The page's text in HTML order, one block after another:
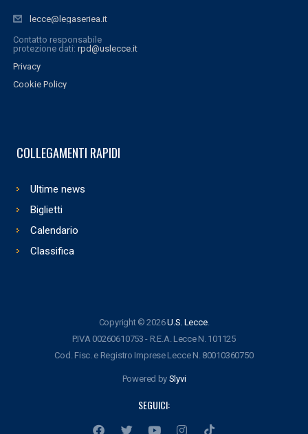
lecce@legaseriea.it
Contatto responsabile
protezione dati: rpd@uslecce.it
Privacy
Cookie Policy
COLLEGAMENTI RAPIDI
Ultime news
Biglietti
Calendario
Classifica
Copyright © 2026U.S. Lecce.
P.IVA 00260610753 - R.E.A. Lecce N. 101125
Cod. Fisc. e Registro Imprese Lecce N. 80010360750
Powered by Slyvi
SEGUICI: